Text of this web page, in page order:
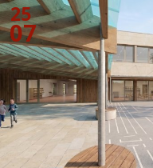
25
07